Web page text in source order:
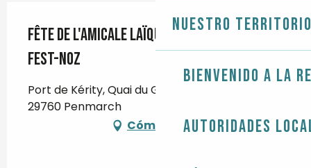
Nuestro
Bienvenido a la
Autoridades
Fête de l'Amicale Laïque - Souper marin et
Fest-Noz
Port de Kérity, Quai du Général de Gaulle,
29760 Penmarch
Cómo llegar